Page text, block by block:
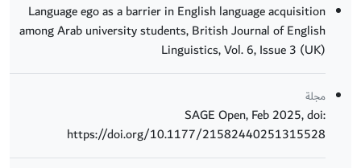
Language ego as a barrier in English language acquisition
among Arab university students, British Journal of English
Linguistics, Vol. 6, Issue 3 (UK)
مجلة
SAGE Open, Feb 2025, doi:
https://doi.org/10.1177/21582440251315528